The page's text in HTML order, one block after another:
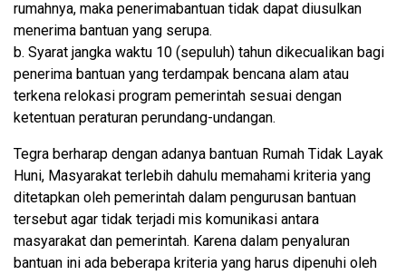
rumahnya, maka penerimabantuan tidak dapat diusulkan
menerima bantuan yang serupa.
b. Syarat jangka waktu 10 (sepuluh) tahun dikecualikan bagi
penerima bantuan yang terdampak bencana alam atau
terkena relokasi program pemerintah sesuai dengan
ketentuan peraturan perundang-undangan.
Tegra berharap dengan adanya bantuan Rumah Tidak Layak
Huni, Masyarakat terlebih dahulu memahami kriteria yang
ditetapkan oleh pemerintah dalam pengurusan bantuan
tersebut agar tidak terjadi mis komunikasi antara
masyarakat dan pemerintah. Karena dalam penyaluran
bantuan ini ada beberapa kriteria yang harus dipenuhi oleh